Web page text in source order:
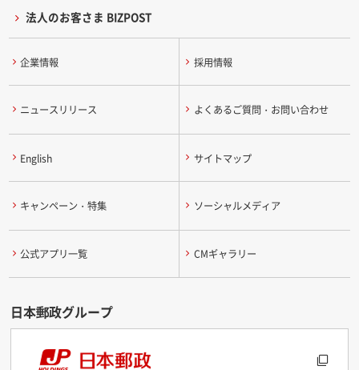
法人のお客さま BIZPOST
企業情報 採用情報
ニュースリリース よくあるご質問・お問い合わせ
English サイトマップ
キャンペーン・特集 ソーシャルメディア
公式アプリ一覧 CMギャラリー